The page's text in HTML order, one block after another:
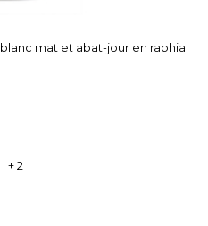
mat et abat-jour en raphia
+ 2